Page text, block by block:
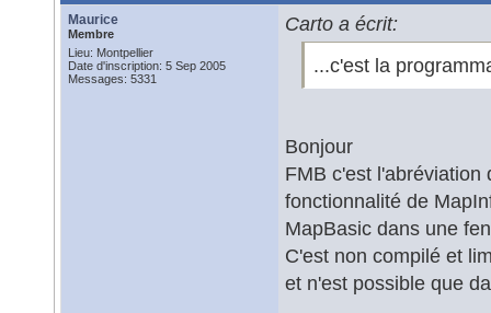
Maurice
Membre
Lieu: Montpellier
Date d'inscription: 5 Sep 2005
Messages: 5331
Carto a écrit:
...c'est la
Bonjour
FMB c'est l'abréviation
fonctionnalité de
MapBasic dans une
C'est non compilé et
et n'est possible que